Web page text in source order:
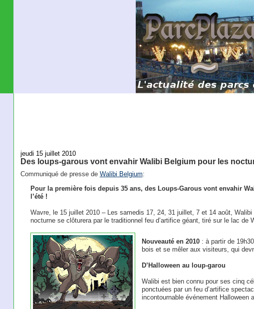
jeudi 15 juillet 2010
Des loups-garous vont envahir Walibi Belgium pour les
Communiqué de presse de Walibi Belgium:
Pour la première fois depuis 35 ans, des Loups-Garous vont envahir
l’été !
Wavre, le 15 juillet 2010 – Les samedis 17, 24, 31 juillet, 7 et 14 août,
nocturne se clôturera par le traditionnel feu d’artifice géant, tiré sur le lac de
Nouveauté en 2010: à partir de
bois et se mêler aux visiteurs, qui
D’Halloween au loup-garou
Walibi est bien connu pour ses cinq
ponctuées par un feu d’artifice
incontournable événement Halloween